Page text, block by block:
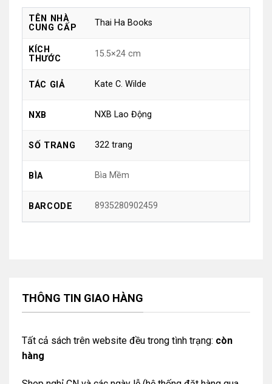
TÊN NHÀ
CUNG CẤP
Thai Ha Books
KÍCH
THƯỚC
15.5×24 cm
TÁC GIẢ Kate C. Wilde
NXB NXB Lao Động
SỐ TRANG 322 trang
BÌA Bìa Mềm
BARCODE 8935280902459
THÔNG TIN GIAO HÀNG
Tất cả sách trên website đều trong tình trạng: còn
hàng